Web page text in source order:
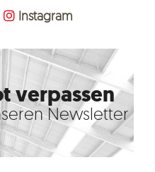
Instagram
verpassen
Newsletter